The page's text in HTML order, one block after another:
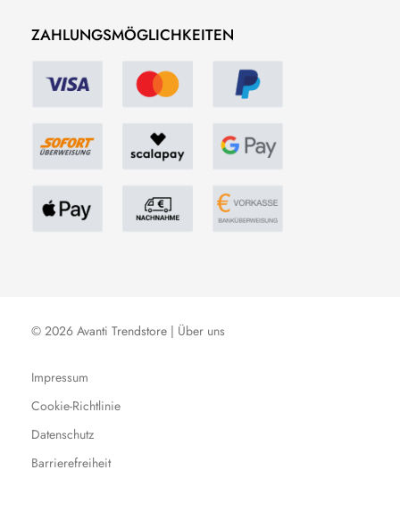
ZAHLUNGSMÖGLICHKEITEN
© 2026 Avanti Trendstore | Über uns
Impressum
Cookie-Richtlinie
Datenschutz
Barrierefreiheit